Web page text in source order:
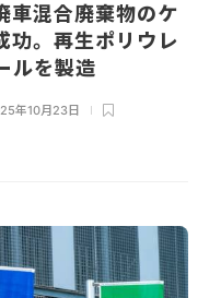
車混合廃棄物のケ
功。再生ポリウレ
ルを製造
年10月23日